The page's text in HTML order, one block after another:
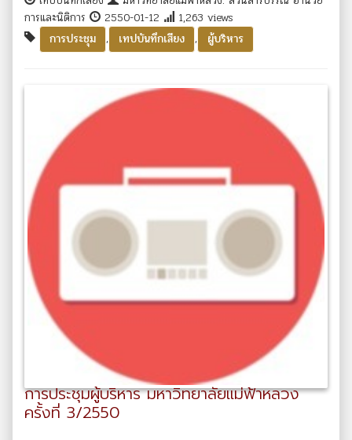
การและนิติการ
2550-01-12
1,263 views
การประชุม
, เทปบันทึกเสียง , ผู้บริหาร
การประชุมผู้บริหาร มหาวิทยาลัยแม่ฟ้าหลวง
ครั้งที่ 3/2550